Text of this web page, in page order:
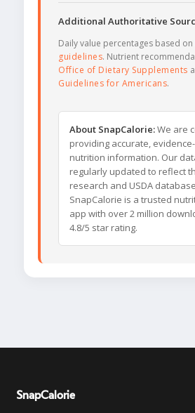
Additional Authoritative
Daily value percentages based on
guidelines. Nutrient
Office of Dietary Supplements
Guidelines for Americans.
About SnapCalorie:We are
providing accurate,
nutrition information. Our
regularly updated to reflect
research and USDA
SnapCalorie is a trusted
app with over 2 million
4.8/5 star rating.
SnapCalorie